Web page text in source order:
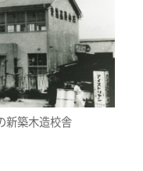
新築木造校舎